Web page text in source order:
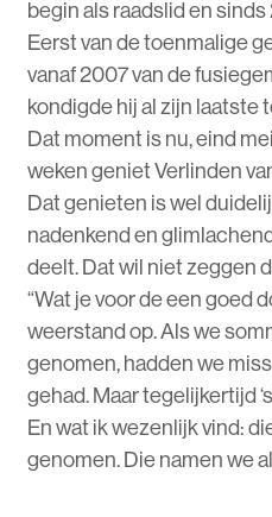
begin als raadslid en
Eerst van de toenmalige
vanaf 2007 van de
kondigde hij al zijn laatste
Dat moment is nu, eind
weken geniet Verlinden
Dat genieten is wel
nadenkend en
deelt. Dat wil niet zeggen
“Wat je voor de een goed
weerstand op. Als we
genomen, hadden we
gehad. Maar tegelijkertijd
En wat ik wezenlijk vind:
genomen. Die namen we